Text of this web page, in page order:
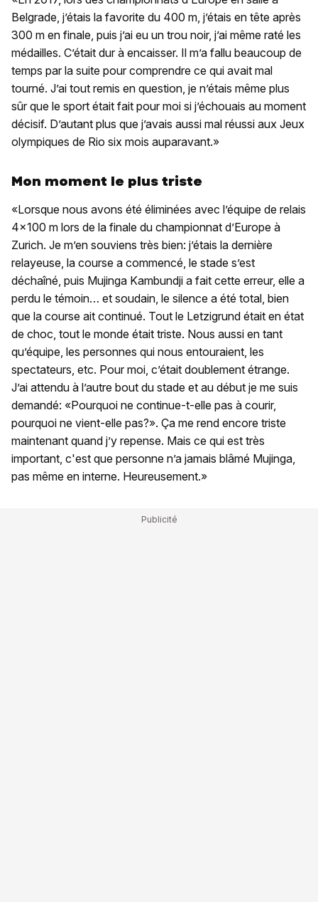
Belgrade, j’étais la favorite du 400 m, j’étais en tête après
300 m en finale, puis j’ai eu un trou noir, j’ai même raté les
médailles. C’était dur à encaisser. Il m’a fallu beaucoup de
temps par la suite pour comprendre ce qui avait mal
tourné. J’ai tout remis en question, je n’étais même plus
sûr que le sport était fait pour moi si j’échouais au moment
décisif. D’autant plus que j’avais aussi mal réussi aux Jeux
olympiques de Rio six mois auparavant.»
Mon moment le plus triste
«Lorsque nous avons été éliminées avec l’équipe de relais
4x100 m lors de la finale du championnat d’Europe à
Zurich. Je m’en souviens très bien: j’étais la dernière
relayeuse, la course a commencé, le stade s’est
déchaîné, puis Mujinga Kambundji a fait cette erreur, elle a
perdu le témoin… et soudain, le silence a été total, bien
que la course ait continué. Tout le Letzigrund était en état
de choc, tout le monde était triste. Nous aussi en tant
qu’équipe, les personnes qui nous entouraient, les
spectateurs, etc. Pour moi, c’était doublement étrange.
J’ai attendu à l’autre bout du stade et au début je me suis
demandé: «Pourquoi ne continue-t-elle pas à courir,
pourquoi ne vient-elle pas?». Ça me rend encore triste
maintenant quand j’y repense. Mais ce qui est très
important, c'est que personne n’a jamais blâmé Mujinga,
pas même en interne. Heureusement.»